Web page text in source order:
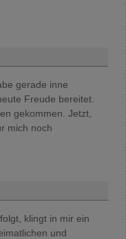
gerade inne
Freude bereitet.
gekommen. Jetzt,
mich noch
klingt in mir ein
und